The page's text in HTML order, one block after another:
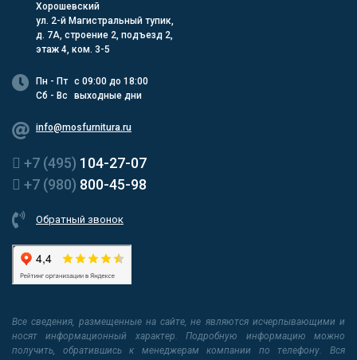
Хорошевский
ул. 2-й Магистральный тупик,
д. 7А, строение 2, подъезд 2,
этаж 4, ком. 3-5
Пн - Пт с 09:00 до 18:00
Сб - Вс
выходные дни
info@mosfurnitura.ru
+7 (495) 104-27-07
+7 (980) 800-45-98
Обратный звонок
Все сведения, размещенные на сайте, не являются исчерпывающими и
носят информационный характер. Подробную информацию можно
получить, обратившись к менеджерам компании по телефону. Вся